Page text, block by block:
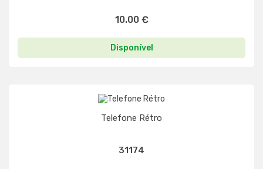
10.00 €
Disponível
Telefone Rétro
31174